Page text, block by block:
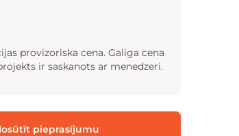
provizoriska cena. Galiga cena
ir saskanots ar menedzeri.
pieprasījumu